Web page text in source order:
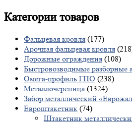
Категориитоваров
Фальцевая кровля (177)
Арочная фальцевая кровля
Дорожные ограждения (108)
Быстровозводимые разборные
Омега-профиль ГПО (238)
Металлочерепица (1324)
Забор металлический
Евроштакетник (74)
Штакетник